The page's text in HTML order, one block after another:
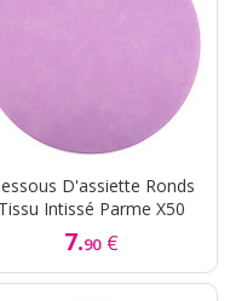
D'assiette Ronds
Tissu Intissé Parme X50
7.90 €